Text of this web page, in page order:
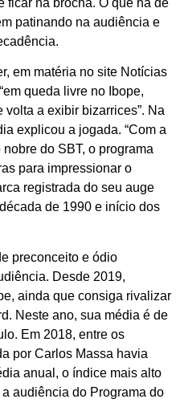
ficar na brocha. O que há de
patinando na audiência e
em matéria no site Notícias
queda livre no Ibope,
a exibir bizarrices”. Na
explicou a jogada. “Com a
do SBT, o programa
para impressionar o
registrada do seu auge
de 1990 e início dos
preconceito e ódio
Desde 2019,
ainda que consiga rivalizar
Neste ano, sua média é de
Em 2018, entre os
por Carlos Massa havia
anual, o índice mais alto
audiência do Programa do